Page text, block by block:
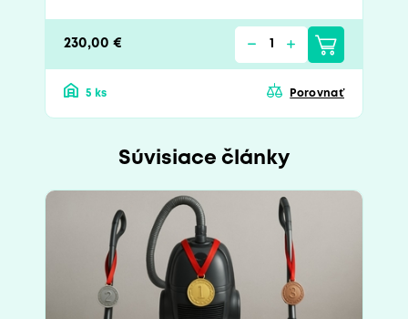
230,00 €
5 ks Porovnať
Súvisiace články